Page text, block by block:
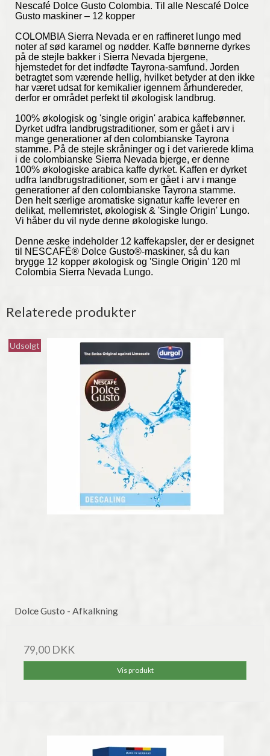
Nescafé Dolce Gusto Colombia. Til alle Nescafé Dolce
Gusto maskiner – 12 kopper
COLOMBIA Sierra Nevada er en raffineret lungo med
noter af sød karamel og nødder. Kaffe bønnerne dyrkes
på de stejle bakker i Sierra Nevada bjergene,
hjemstedet for det indfødte Tayrona-samfund. Jorden
betragtet som værende hellig, hvilket betyder at den ikke
har været udsat for kemikalier igennem århundereder,
derfor er området perfekt til økologisk landbrug.
100% økologisk og 'single origin' arabica kaffebønner.
Dyrket udfra landbrugstraditioner, som er gået i arv i
mange generationer af den colombianske Tayrona
stamme. På de stejle skråninger og i det varierede klima
i de colombianske Sierra Nevada bjerge, er denne
100% økologiske arabica kaffe dyrket. Kaffen er dyrket
udfra landbrugstraditioner, som er gået i arv i mange
generationer af den colombianske Tayrona stamme.
Den helt særlige aromatiske signatur kaffe leverer en
delikat, mellemristet, økologisk & 'Single Origin' Lungo.
Vi håber du vil nyde denne økologiske lungo.
Denne æske indeholder 12 kaffekapsler, der er designet
til NESCAFÉ® Dolce Gusto®-maskiner, så du kan
brygge 12 kopper økologisk og 'Single Origin' 120 ml
Colombia Sierra Nevada Lungo.
Relaterede produkter
Udsolgt
Dolce Gusto - Afkalkning
79,00 DKK
Vis produkt